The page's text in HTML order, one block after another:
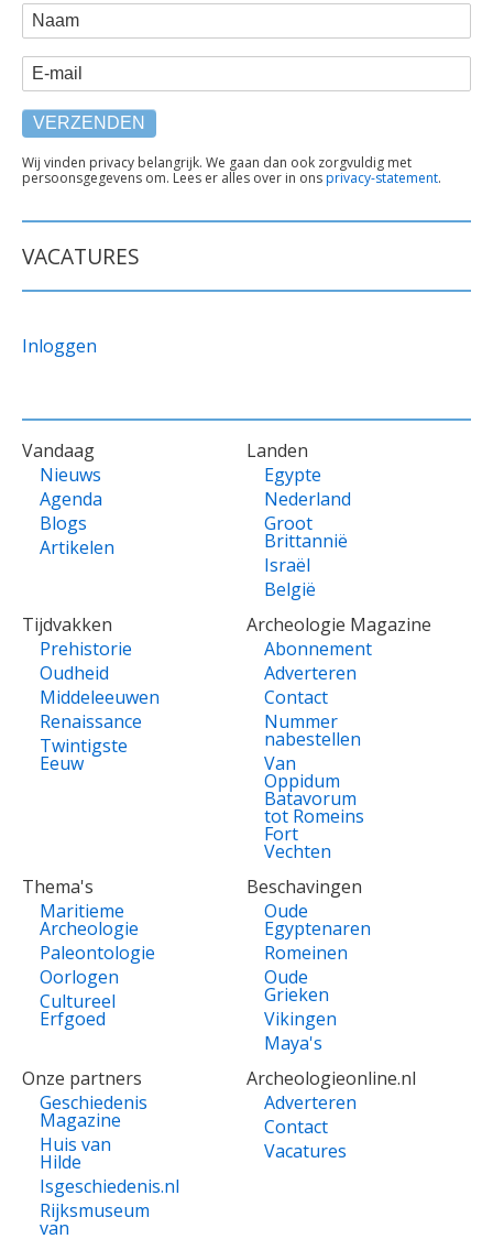
WEBFORM
Naam
E-mail
TEKST
ONDER
Wij vinden privacy belangrijk. We gaan dan ook zorgvuldig met
persoonsgegevens om. Lees er alles over in onsprivacy-statement.
VACATURES
Inloggen
VOET
Vandaag
Nieuws
Agenda
Blogs
Artikelen
Landen
Egypte
Nederland
Groot
Brittannië
Israël
België
Tijdvakken
Prehistorie
Oudheid
Middeleeuwen
Renaissance
Twintigste
Eeuw
Archeologie Magazine
Abonnement
Adverteren
Contact
Nummer
nabestellen
Van
Oppidum
Batavorum
tot Romeins
Fort
Vechten
Thema's
Maritieme
Archeologie
Paleontologie
Oorlogen
Cultureel
Erfgoed
Beschavingen
Oude
Egyptenaren
Romeinen
Oude
Grieken
Vikingen
Maya's
Onze partners
Geschiedenis
Magazine
Huis van
Hilde
Isgeschiedenis.nl
Rijksmuseum
van
Archeologieonline.nl
Adverteren
Contact
Vacatures